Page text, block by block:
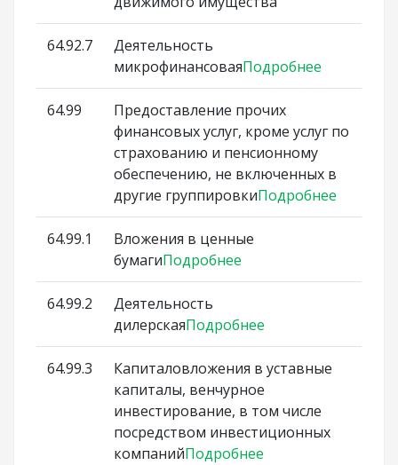
64.92.7
Деятельность
микрофинансоваяПодробнее
64.99
Предоставление прочих
финансовых услуг, кроме услуг по
страхованию и пенсионному
обеспечению, не включенных в
другие группировкиПодробнее
64.99.1
Вложения в ценные
бумагиПодробнее
64.99.2
Деятельность
дилерскаяПодробнее
64.99.3
Капиталовложения в уставные
капиталы, венчурное
инвестирование, в том числе
посредством инвестиционных
компанийПодробнее